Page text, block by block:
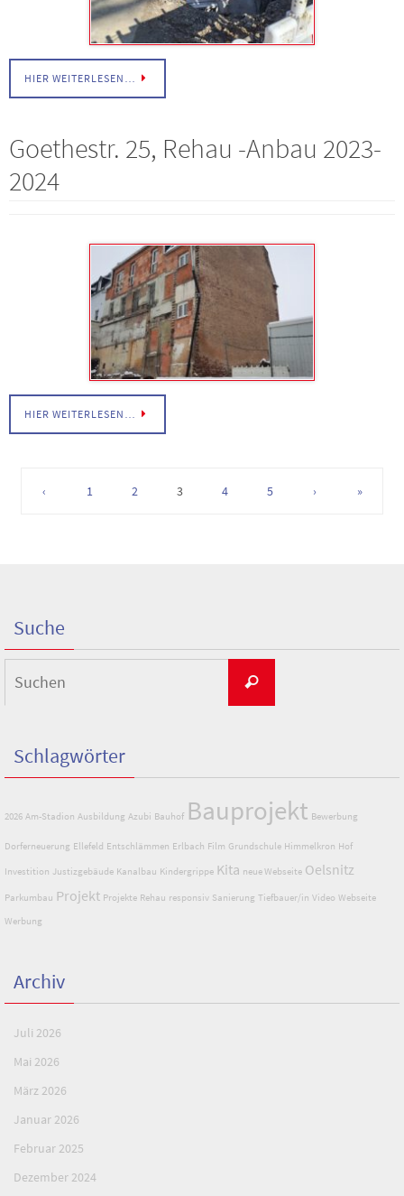
HIER WEITERLESEN…
Goethestr. 25, Rehau -Anbau 2023-
2024
HIER WEITERLESEN…
‹ 1 2 3 4 5 › »
Suche
Suchen
Schlagwörter
2026 Am-Stadion Ausbildung Azubi Bauhof Bauprojekt Bewerbung
Dorferneuerung Ellefeld Entschlämmen Erlbach Film Grundschule Himmelkron Hof
Investition Justizgebäude Kanalbau Kindergrippe Kita neue Webseite Oelsnitz
Parkumbau Projekt Projekte Rehau responsiv Sanierung Tiefbauer/in Video Webseite
Werbung
Archiv
Juli 2026
Mai 2026
März 2026
Januar 2026
Februar 2025
Dezember 2024